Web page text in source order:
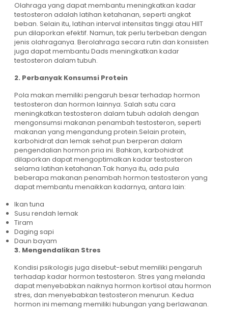
Olahraga yang dapat membantu meningkatkan kadar
testosteron adalah latihan ketahanan, seperti angkat
beban. Selain itu, latihan interval intensitas tinggi atau HIIT
pun dilaporkan efektif. Namun, tak perlu terbeban dengan
jenis olahraganya. Berolahraga secara rutin dan konsisten
juga dapat membantu Dads meningkatkan kadar
testosteron dalam tubuh.
2. Perbanyak Konsumsi Protein
Pola makan memiliki pengaruh besar terhadap hormon
testosteron dan hormon lainnya. Salah satu cara
meningkatkan testosteron dalam tubuh adalah dengan
mengonsumsi makanan penambah testosteron, seperti
makanan yang mengandung protein.Selain protein,
karbohidrat dan lemak sehat pun berperan dalam
pengendalian hormon pria ini. Bahkan, karbohidrat
dilaporkan dapat mengoptimalkan kadar testosteron
selama latihan ketahanan.Tak hanya itu, ada pula
beberapa makanan penambah hormon testosteron yang
dapat membantu menaikkan kadarnya, antara lain:
Ikan tuna
Susu rendah lemak
Tiram
Daging sapi
Daun bayam
3. Mengendalikan Stres
Kondisi psikologis juga disebut-sebut memiliki pengaruh
terhadap kadar hormon testosteron. Stres yang melanda
dapat menyebabkan naiknya hormon kortisol atau hormon
stres, dan menyebabkan testosteron menurun. Kedua
hormon ini memang memiliki hubungan yang berlawanan.